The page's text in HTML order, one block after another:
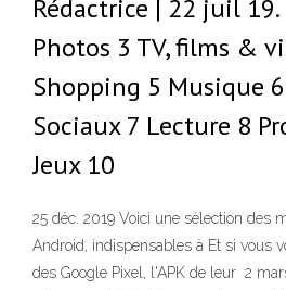
Rédactrice | 22 juil 19.
Photos 3 TV, films &
Shopping 5 Musique
Sociaux 7 Lecture 8
Jeux 10
25 déc. 2019 Voici une sélection des
Android, indispensables à Et si vous
des Google Pixel, l'APK de leur 2